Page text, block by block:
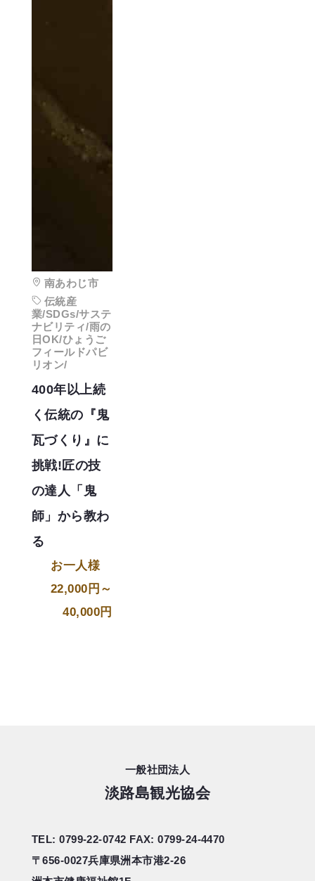
南あわじ市
伝統産
業/SDGs/サステ
ナビリティ/雨の
日OK/ひょうご
フィールドパビ
リオン/
400年以上続
く伝統の『鬼
瓦づくり』に
挑戦!匠の技
の達人「鬼
師」から教わ
る
お一人様
22,000円～
40,000円
一般社団法人
淡路島観光協会
TEL: 0799-22-0742 FAX: 0799-24-4470
〒656-0027兵庫県洲本市港2-26